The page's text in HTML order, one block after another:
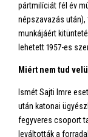
pártmilíciát fél év
népszavazás után),
munkájáért
lehetett 1957-es
Miért nem tud
Ismét Sajti Imre
után katonai
fegyveres csoport
leváltották a